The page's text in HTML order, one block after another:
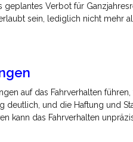
Verbot für
sein, lediglich nicht mehr
auf das Fahrverhalten
und die Haftung und
kann das Fahrverhalten